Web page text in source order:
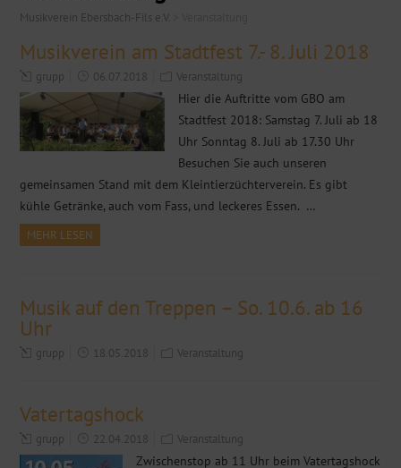
Musikverein Ebersbach-Fils e.V.
Musikverein am Stadtfest 7.- 8. Juli 2018
grupp 06.07.2018 Veranstaltung
Hier die Auftritte vom GBO am
Stadtfest 2018: Samstag 7. Juli ab 18
Uhr Sonntag 8. Juli ab 17.30 Uhr
Besuchen Sie auch unseren
gemeinsamen Stand mit dem Kleintierzüchterverein. Es gibt
kühle Getränke, auch vom Fass, und leckeres Essen. …
MEHR LESEN
Musik auf den Treppen – So. 10.6. ab 16
Uhr
grupp 18.05.2018 Veranstaltung
Vatertagshock
grupp 22.04.2018 Veranstaltung
Zwischenstop ab 11 Uhr beim Vatertagshock